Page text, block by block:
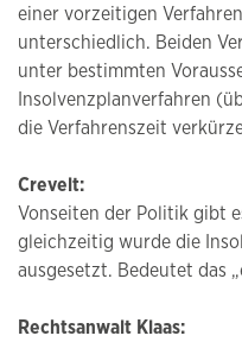
einer vorzeitigen
unterschiedlich. Beiden
unter bestimmten
Insolvenzplanverfahren
die Verfahrenszeit
Crevelt:
Vonseiten der Politik gibt
gleichzeitig wurde die
ausgesetzt. Bedeutet das
Rechtsanwalt Klaas: